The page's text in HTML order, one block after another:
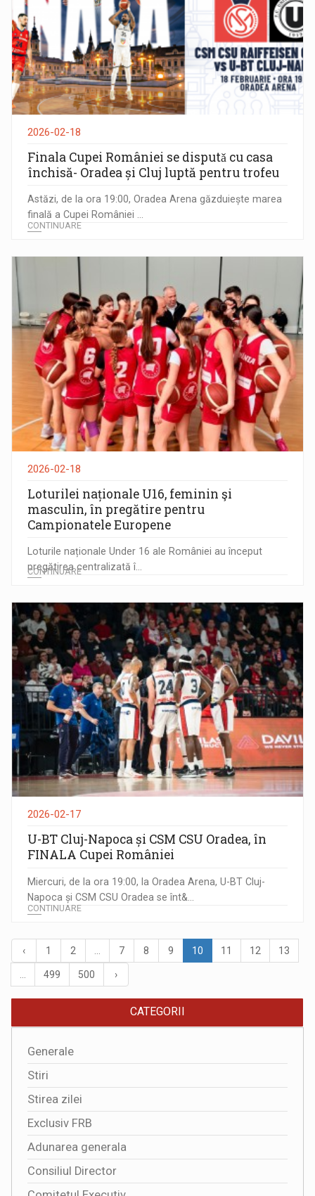
2026-02-18
Finala Cupei României se disputǎ cu casa
închisă- Oradea și Cluj luptă pentru trofeu
Astăzi, de la ora 19:00, Oradea Arena găzduiește marea
finală a Cupei României ...
CONTINUARE
2026-02-18
Loturilei naționale U16, feminin şi
masculin, în pregătire pentru
Campionatele Europene
Loturile naționale Under 16 ale României au început
pregătirea centralizată î...
CONTINUARE
2026-02-17
U-BT Cluj-Napoca și CSM CSU Oradea, în
FINALA Cupei României
Miercuri, de la ora 19:00, la Oradea Arena, U-BT Cluj-
Napoca și CSM CSU Oradea se înt&...
CONTINUARE
‹ 1 2 7 8 9 10 11 12 13
499 500 ›
CATEGORII
Generale
Stiri
Stirea zilei
Exclusiv FRB
Adunarea generala
Consiliul Director